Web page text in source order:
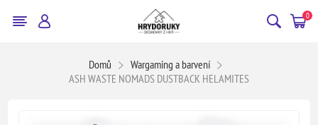
0
Domů
Wargaming a barvení
ASH WASTE NOMADS DUSTBACK HELAMITES